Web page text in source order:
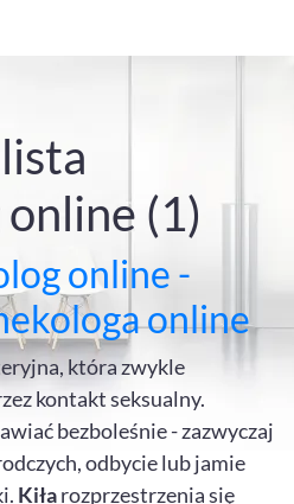
(1)
online -
online
która zwykle
kontakt seksualny.
bezboleśnie - zazwyczaj
odbycie lub jamie
Kiłarozprzestrzenia się